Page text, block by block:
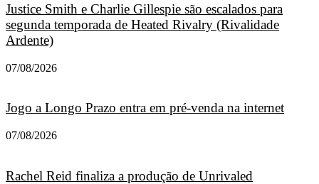
Justice Smith e Charlie Gillespie são escalados para
segunda temporada de Heated Rivalry (Rivalidade
Ardente)
07/08/2026
Jogo a Longo Prazo entra em pré-venda na internet
07/08/2026
Rachel Reid finaliza a produção de Unrivaled